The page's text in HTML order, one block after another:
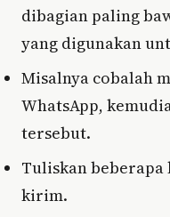
dibagian paling
yang digunakan
Misalnya cobalah
WhatsApp,
tersebut.
Tuliskan
kirim.